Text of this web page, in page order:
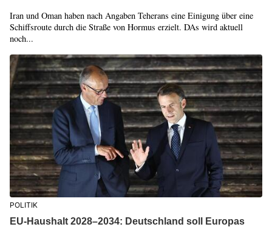
Iran und Oman haben nach Angaben Teherans eine Einigung über eine
Schiffsroute durch die Straße von Hormus erzielt. DAs wird aktuell
noch...
POLITIK
EU-Haushalt 2028–2034: Deutschland soll Europas